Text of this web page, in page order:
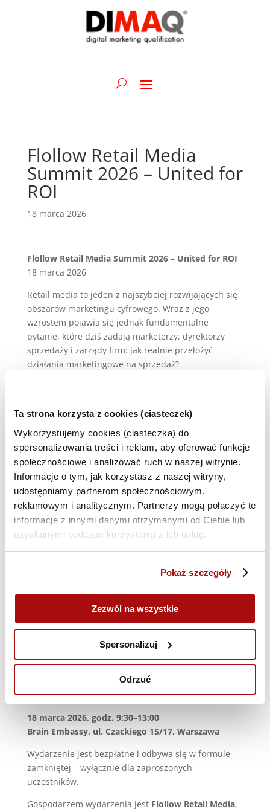
Ta strona korzysta z cookies (ciasteczek)
Wykorzystujemy cookies (ciasteczka) do
spersonalizowania treści i reklam, aby oferować funkcje
społecznościowe i analizować ruch w naszej witrynie.
Informacje o tym, jak korzystasz z naszej witryny,
udostępniamy partnerom społecznościowym,
reklamowym i analitycznym. Partnerzy mogą połączyć te
informacje z innymi danymi otrzymanymi od Ciebie lub
uzyskanymi podczas korzystania z ich usług.
Pokaż szczegóły
Zezwól na wszystkie
Spersonalizuj
Odrzuć
Flollow Retail Media
Summit 2026 – United for
ROI
18 marca 2026
Flollow Retail Media Summit 2026 – United for ROI
18 marca 2026
Retail media to jeden z najszybciej rozwijających się
obszarów marketingu cyfrowego. Wraz z jego
wzrostem pojawia się jednak fundamentalne
pytanie, które dziś zadają marketerzy, dyrektorzy
sprzedaży i zarządy firm: jak realnie przełożyć
działania marketingowe na sprzedaż?
Temu właśnie poświęcona jest druga edycja
United for ROI. Wydarzenie koncentruje się na
praktycznym podejściu do retail media – od danych i
insightów konsumenckich, przez działania in-store i
out-store retail media, aż po pomiar efektów
Podczas konferencji eksperci branży marketingowej,
retailowej i technologicznej pokażą, jak wykorzystać
dane behawioralne, precyzyjne targetowanie oraz
nowoczesne narzędzia analityczne do zwiększania
cyfrowego merchandisingu, synergii retail media z
oraz oczekiwań marek wobec nowych modeli
Flollow Retail Media Summit
to wydarzenie
skierowane do marketerów, liderów sprzedaży,
specjalistów e-commerce oraz osób
odpowiedzialnych za rozwój biznesu w firmach
retailowych i FMCG.
18 marca 2026, godz. 9:30–13:00
Brain Embassy, ul. Czackiego 15/17, Warszawa
Wydarzenie jest bezpłatne i odbywa się w formule
zamkniętej – wyłącznie dla zaproszonych
uczestników.
Gospodarzem wydarzenia jest Flollow Retail Media,